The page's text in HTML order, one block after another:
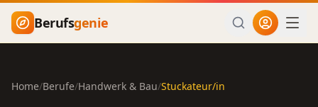
Zum Hauptinhalt springen
Berufsgenie
Home/Berufe/Handwerk & Bau/Stuckateur/in